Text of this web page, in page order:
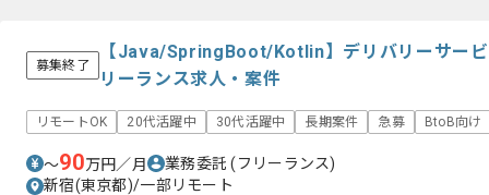
募集終了
【Java/SpringBoot/Kotlin】デリバリーサービ
リーランス求人・案件
リモートOK 20代活躍中 30代活躍中 長期案件 急募 BtoB向け
〜90万円／月 業務委託(フリーランス)
新宿(東京都)/一部リモート